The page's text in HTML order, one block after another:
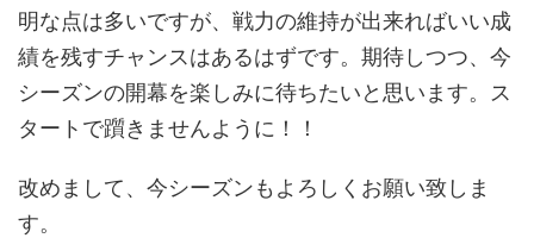
明な点は多いですが、戦力の維持が出来ればいい成
績を残すチャンスはあるはずです。期待しつつ、今
シーズンの開幕を楽しみに待ちたいと思います。ス
タートで躓きませんように！！
改めまして、今シーズンもよろしくお願い致しま
す。